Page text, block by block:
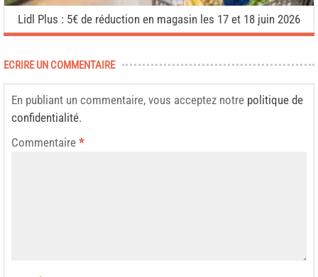
Lidl Plus : 5€ de réduction en magasin les 17 et 18 juin 2026
ECRIRE UN COMMENTAIRE
En publiant un commentaire, vous acceptez notre politique de
confidentialité.
Commentaire *